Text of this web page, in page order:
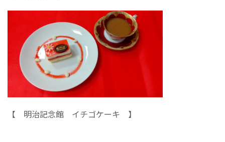
【 明治記念館 イチゴケーキ 】